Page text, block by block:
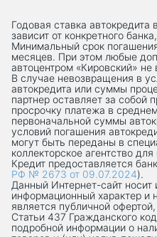
Годовая ставка автокредита
зависит от конкретного
Минимальный срок
месяцев. При этом любые
автоцентром «Кировский» не
В случае невозвращения в
автокредита или суммы
партнер оставляет за собой
просрочку платежа в
первоначальной суммы
условий погашения
могут быть переданы в
коллекторское агентство
Кредит предоставляется
РФ № 2673 от 09.07.2024).
Данный Интернет-сaйт носит
информационный характер и
является публичной
Статьи 437 Гражданского
подробной информации о